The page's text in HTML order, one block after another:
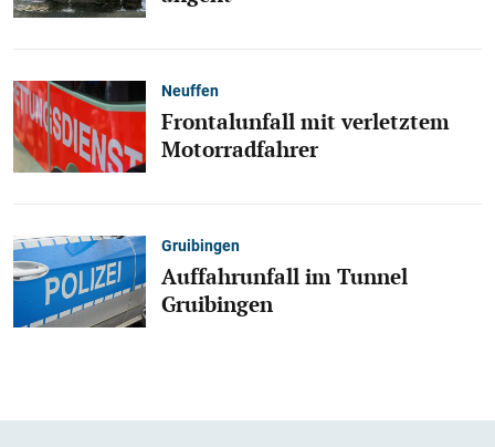
Neuffen
Frontalunfall mit verletztem
Motorradfahrer
Gruibingen
Auffahrunfall im Tunnel
Gruibingen